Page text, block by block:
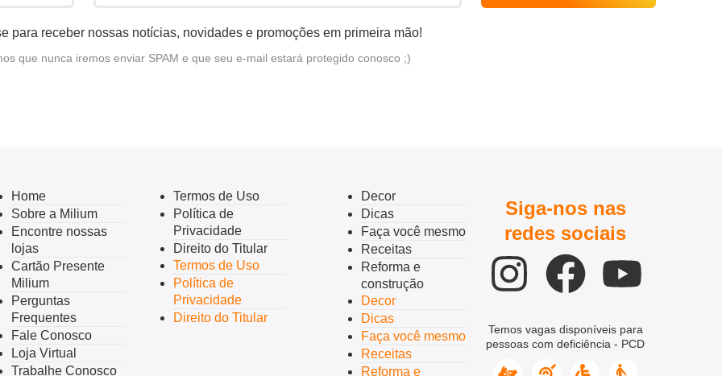
para receber nossas notícias, novidades e promoções em primeira mão!
que nunca iremos enviar SPAM e que seu e-mail estará protegido conosco ;)
Home
Sobre a Milium
Encontre nossas
lojas
Cartão Presente
Milium
Perguntas
Frequentes
Fale Conosco
Loja Virtual
Trabalhe Conosco
Termos de Uso
Política de
Privacidade
Direito do Titular
Termos de Uso
Política de
Privacidade
Direito do Titular
Decor
Dicas
Faça você mesmo
Receitas
Reforma e
construção
Decor
Dicas
Faça você mesmo
Receitas
Reforma e
Siga-nos nas
redes sociais
Temos vagas disponíveis para
pessoas com deficiência - PCD